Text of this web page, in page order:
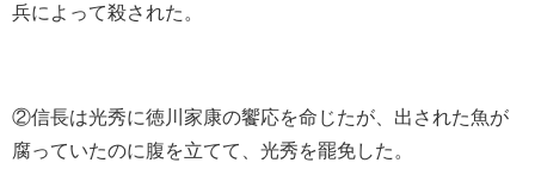
兵によって殺された。
②信長は光秀に徳川家康の饗応を命じたが、出された魚が
腐っていたのに腹を立てて、光秀を罷免した。